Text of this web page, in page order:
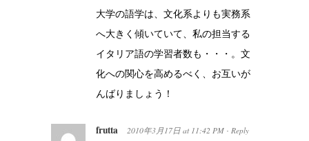
大学の語学は、文化系よりも実務系
へ大きく傾いていて、私の担当する
イタリア語の学習者数も・・・。文
化への関心を高めるべく、お互いが
んばりましょう！
frutta 2010年3月17日 at 11:42 PM · Reply